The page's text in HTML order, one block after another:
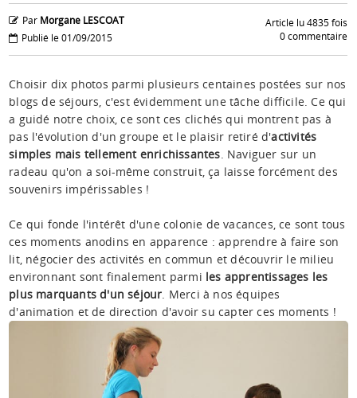
Par Morgane LESCOAT
Publié le 01/09/2015
Article lu 4835 fois
0 commentaire
Choisir dix photos parmi plusieurs centaines postées sur nos
blogs de séjours, c'est évidemment une tâche difficile. Ce qui
a guidé notre choix, ce sont ces clichés qui montrent pas à
pas l'évolution d'un groupe et le plaisir retiré d'activités
simples mais tellement enrichissantes. Naviguer sur un
radeau qu'on a soi-même construit, ça laisse forcément des
souvenirs impérissables !
Ce qui fonde l'intérêt d'une colonie de vacances, ce sont tous
ces moments anodins en apparence : apprendre à faire son
lit, négocier des activités en commun et découvrir le milieu
environnant sont finalement parmi les apprentissages les
plus marquants d'un séjour. Merci à nos équipes
d'animation et de direction d'avoir su capter ces moments !